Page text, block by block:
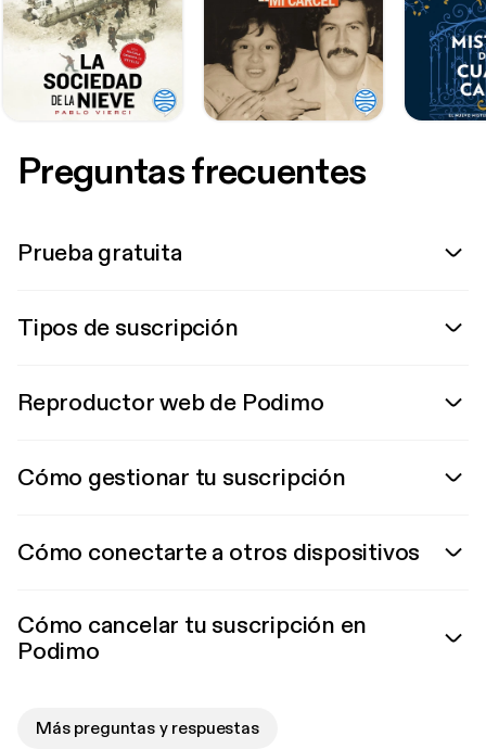
Preguntas frecuentes
Prueba gratuita
Tipos de suscripción
Reproductor web de Podimo
Cómo gestionar tu suscripción
Cómo conectarte a otros dispositivos
Cómo cancelar tu suscripción en
Podimo
Más preguntas y respuestas